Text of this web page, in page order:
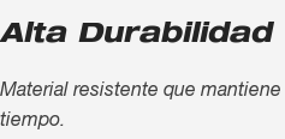
Alta Durabilidad
Material resistente que
tiempo.